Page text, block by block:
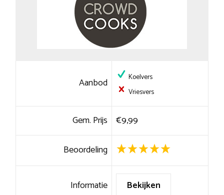
Aanbod
Koelvers
Vriesvers
Gem. Prijs €9,99
Beoordeling
Informatie Bekijken